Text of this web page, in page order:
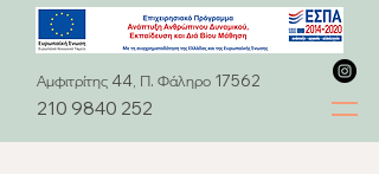
Αμφιτρίτης 44, Π. Φάληρο 17562
210 9840 252